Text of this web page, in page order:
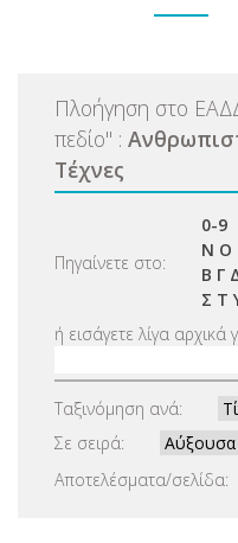
Πλοήγηση στο
πεδίο" :
Τέχνες
Πηγαίνετε στο:
0-9
N O
Β Γ
Σ Τ
ή εισάγετε λίγα αρχικά
Ταξινόμηση ανά:
Σε σειρά:
Αποτελέσματα/σελίδα: